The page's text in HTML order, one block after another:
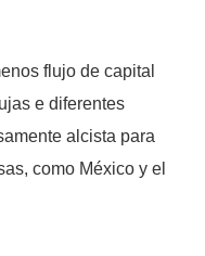
flujo de capital
e diferentes
alcista para
como México y el